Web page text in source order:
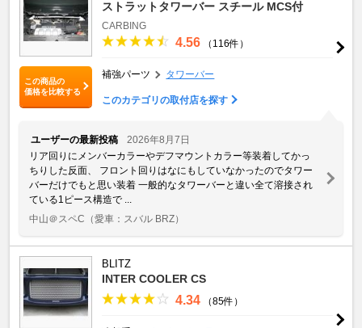
この商品の
価格を比較する
ストラットタワーバー スチール MCS付
CARBING
4.56 （116件）
補強パーツ タワーバー
このカテゴリの取付店を探す
ユーザーの最新投稿
2026年8月7日
リア回りにメンバーカラーやデフマウントカラー等装着してかっ
ちりした反面、 フロント回りはなにもしていなかったのでタワー
バーだけでもと思い装着 一般的なタワーバーと違い全て溶接され
ている1ピース構造で ...
中山＠スペC （愛車：スバル BRZ）
BLITZ
INTER COOLER CS
4.34 （85件）